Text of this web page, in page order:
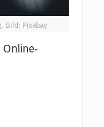
Bild: Pixabay
Online-